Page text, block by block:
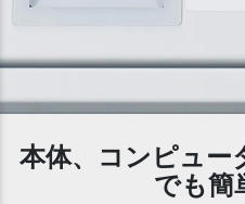
本体、コンピュー
でも簡